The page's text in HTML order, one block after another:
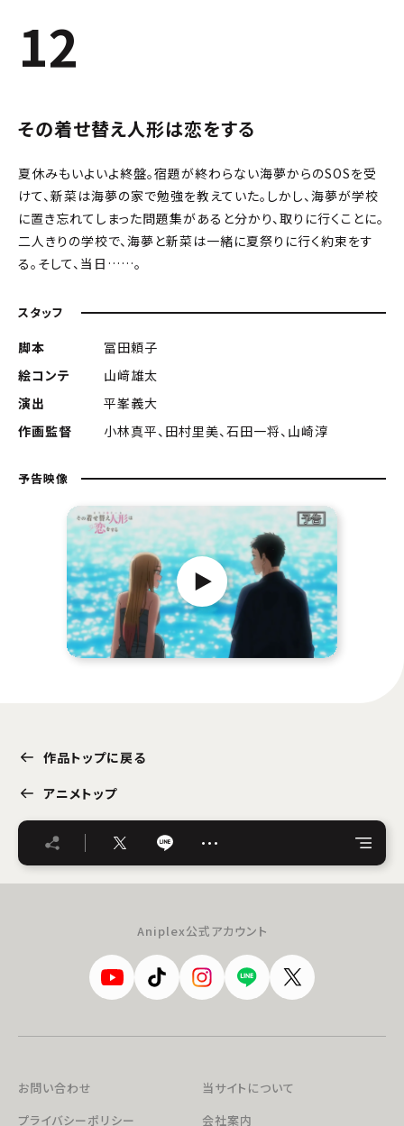
12
その着せ替え人形は恋をする
夏休みもいよいよ終盤。宿題が終わらない海夢からのSOSを受
けて、新菜は海夢の家で勉強を教えていた。しかし、海夢が学校
に置き忘れてしまった問題集があると分かり、取りに行くことに。
二人きりの学校で、海夢と新菜は一緒に夏祭りに行く約束をす
る。そして、当日……。
スタッフ
脚本
冨田頼子
絵コンテ
山﨑雄太
演出
平峯義大
作画監督
小林真平、田村里美、石田一将、山崎淳
予告映像
作品トップに戻る
アニメトップ
…
Aniplex公式アカウント
お問い合わせ
当サイトについて
プライバシーポリシー
会社案内